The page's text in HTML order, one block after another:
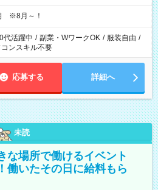
※8月～！
代活躍中 / 副業・WワークOK / 服装自由 /
ンスキル不要
応募する 詳細へ
未読
な場所で働けるイベント
いたその日に給料もら